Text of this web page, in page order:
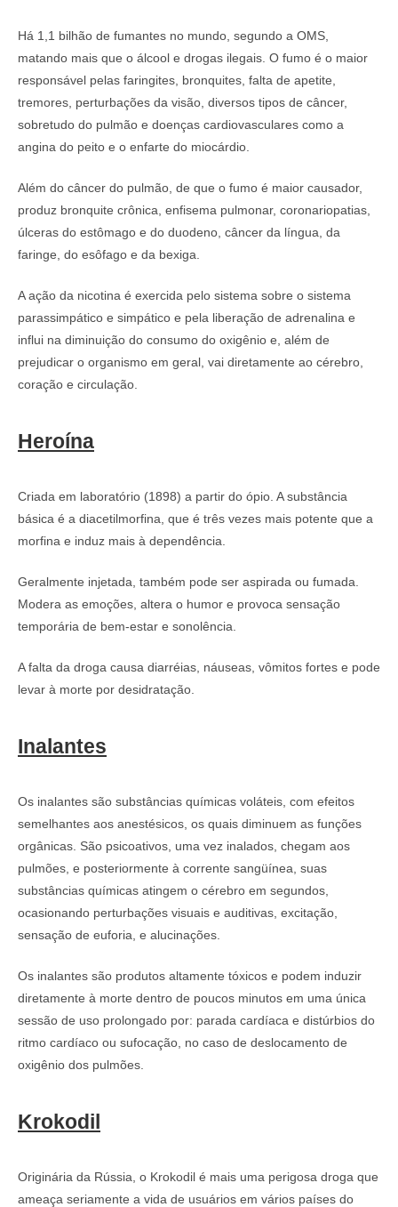
Há 1,1 bilhão de fumantes no mundo, segundo a OMS,
matando mais que o álcool e drogas ilegais. O fumo é o maior
responsável pelas faringites, bronquites, falta de apetite,
tremores, perturbações da visão, diversos tipos de câncer,
sobretudo do pulmão e doenças cardiovasculares como a
angina do peito e o enfarte do miocárdio.
Além do câncer do pulmão, de que o fumo é maior causador,
produz bronquite crônica, enfisema pulmonar, coronariopatias,
úlceras do estômago e do duodeno, câncer da língua, da
faringe, do esôfago e da bexiga.
A ação da nicotina é exercida pelo sistema sobre o sistema
parassimpático e simpático e pela liberação de adrenalina e
influi na diminuição do consumo do oxigênio e, além de
prejudicar o organismo em geral, vai diretamente ao cérebro,
coração e circulação.
Heroína
Criada em laboratório (1898) a partir do ópio. A substância
básica é a diacetilmorfina, que é três vezes mais potente que a
morfina e induz mais à dependência.
Geralmente injetada, também pode ser aspirada ou fumada.
Modera as emoções, altera o humor e provoca sensação
temporária de bem-estar e sonolência.
A falta da droga causa diarréias, náuseas, vômitos fortes e pode
levar à morte por desidratação.
Inalantes
Os inalantes são substâncias químicas voláteis, com efeitos
semelhantes aos anestésicos, os quais diminuem as funções
orgânicas. São psicoativos, uma vez inalados, chegam aos
pulmões, e posteriormente à corrente sangüínea, suas
substâncias químicas atingem o cérebro em segundos,
ocasionando perturbações visuais e auditivas, excitação,
sensação de euforia, e alucinações.
Os inalantes são produtos altamente tóxicos e podem induzir
diretamente à morte dentro de poucos minutos em uma única
sessão de uso prolongado por: parada cardíaca e distúrbios do
ritmo cardíaco ou sufocação, no caso de deslocamento de
oxigênio dos pulmões.
Krokodil
Originária da Rússia, o Krokodil é mais uma perigosa droga que
ameaça seriamente a vida de usuários em vários países do